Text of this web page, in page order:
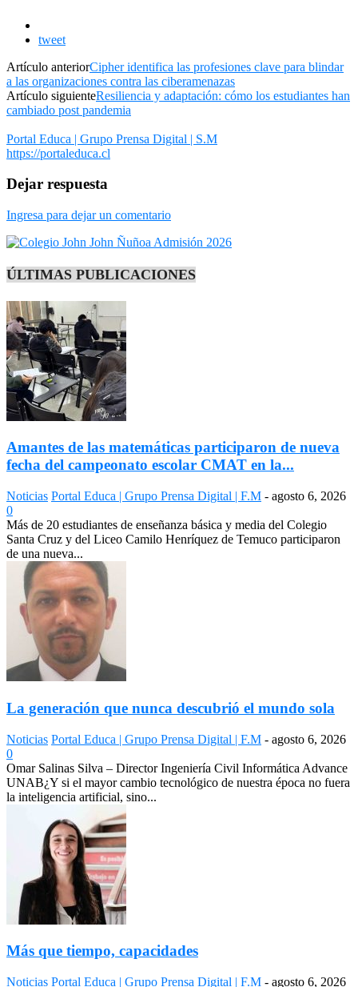
tweet
Artículo anteriorCipher identifica las profesiones clave para blindar
a las organizaciones contra las ciberamenazas
Artículo siguienteResiliencia y adaptación: cómo los estudiantes han
cambiado post pandemia
Portal Educa | Grupo Prensa Digital | S.M
https://portaleduca.cl
Dejar respuesta
Ingresa para dejar un comentario
ÚLTIMAS PUBLICACIONES
Amantes de las matemáticas participaron de nueva
fecha del campeonato escolar CMAT en la...
Noticias Portal Educa | Grupo Prensa Digital | F.M - agosto 6, 2026
0
Más de 20 estudiantes de enseñanza básica y media del Colegio
Santa Cruz y del Liceo Camilo Henríquez de Temuco participaron
de una nueva...
La generación que nunca descubrió el mundo sola
Noticias Portal Educa | Grupo Prensa Digital | F.M - agosto 6, 2026
0
Omar Salinas Silva – Director Ingeniería Civil Informática Advance
UNAB¿Y si el mayor cambio tecnológico de nuestra época no fuera
la inteligencia artificial, sino...
Más que tiempo, capacidades
Noticias Portal Educa | Grupo Prensa Digital | F.M - agosto 6, 2026